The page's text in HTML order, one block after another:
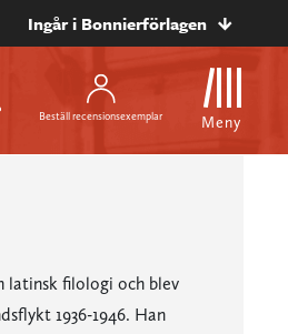
Ingår i Bonnierförlagen
Beställ recensionsexemplar Meny
latinsk filologi och blev
1936-1946. Han